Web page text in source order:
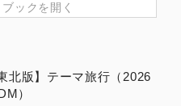
ブックを開く
北版】テーマ旅行（2026
）